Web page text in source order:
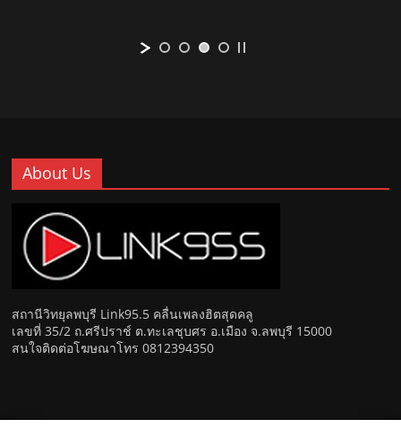
About Us
สถานีวิทยุลพบุรี Link95.5 คลื่นเพลงฮิตสุดคลู
เลขที่ 35/2 ถ.ศรีปราช์ ต.ทะเลชุบศร อ.เมือง จ.ลพบุรี 15000
สนใจติดต่อโฆษณาโทร 0812394350